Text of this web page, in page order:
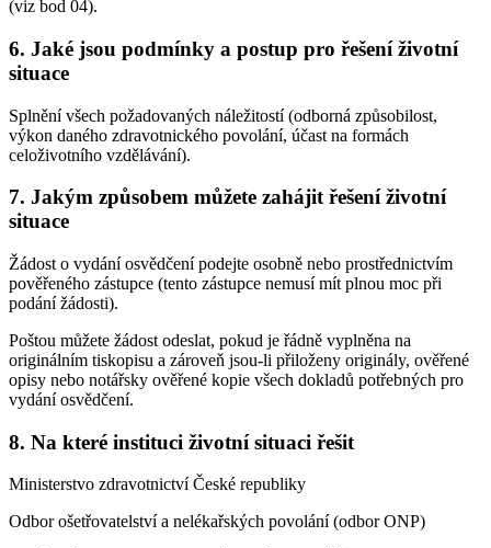
(viz bod 04).
6. Jaké jsou podmínky a postup pro řešení životní
situace
Splnění všech požadovaných náležitostí (odborná způsobilost,
výkon daného zdravotnického povolání, účast na formách
celoživotního vzdělávání).
7. Jakým způsobem můžete zahájit řešení životní
situace
Žádost o vydání osvědčení podejte osobně nebo prostřednictvím
pověřeného zástupce (tento zástupce nemusí mít plnou moc při
podání žádosti).
Poštou můžete žádost odeslat, pokud je řádně vyplněna na
originálním tiskopisu a zároveň jsou-li přiloženy originály, ověřené
opisy nebo notářsky ověřené kopie všech dokladů potřebných pro
vydání osvědčení.
8. Na které instituci životní situaci řešit
Ministerstvo zdravotnictví České republiky
Odbor ošetřovatelství a nelékařských povolání (odbor ONP)